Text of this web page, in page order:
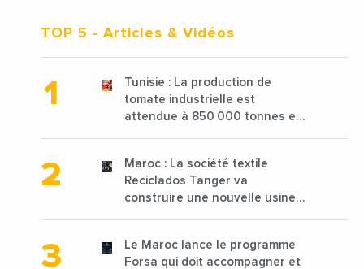
TOP 5 - Articles & Vidéos
Tunisie : La production de
tomate industrielle est
attendue à 850 000 tonnes en
Maroc : La société textile
Reciclados Tanger va
construire une nouvelle usine
Le Maroc lance le programme
Forsa qui doit accompagner et